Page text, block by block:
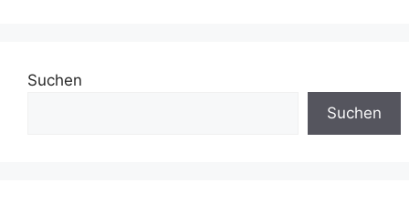
Suchen
Suchen